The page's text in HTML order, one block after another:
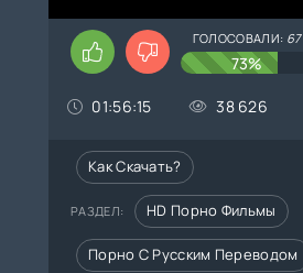
ГОЛОСОВАЛИ: 67
73%
01:56:15 38 626
Как Скачать?
РАЗДЕЛ: HD Порно Фильмы
Порно С Русским Переводом